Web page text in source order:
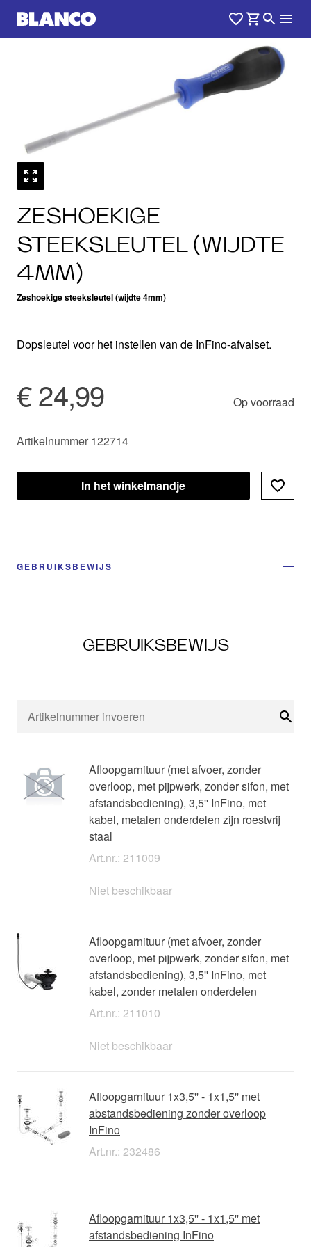
ZESHOEKIGE
STEEKSLEUTEL (WIJDTE
4MM)
Zeshoekige steeksleutel (wijdte 4mm)
Dopsleutel voor het instellen van de InFino-afvalset.
€ 24,99 Op voorraad
Artikelnummer 122714
In het winkelmandje
GEBRUIKSBEWIJS
GEBRUIKSBEWIJS
Afloopgarnituur (met afvoer, zonder
overloop, met pijpwerk, zonder sifon, met
afstandsbediening), 3,5'' InFino, met
kabel, metalen onderdelen zijn roestvrij
staal
Art.nr.: 211009
Niet beschikbaar
Afloopgarnituur (met afvoer, zonder
overloop, met pijpwerk, zonder sifon, met
afstandsbediening), 3,5'' InFino, met
kabel, zonder metalen onderdelen
Art.nr.: 211010
Niet beschikbaar
Afloopgarnituur 1x3,5'' - 1x1,5'' met
abstandsbediening zonder overloop
InFino
Art.nr.: 232486
Afloopgarnituur 1x3,5'' - 1x1,5'' met
afstandsbediening InFino